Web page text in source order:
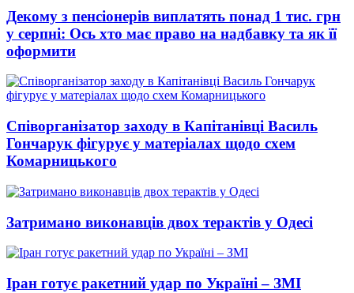
Декому з пенсіонерів виплатять понад 1 тис. грн
у серпні: Ось хто має право на надбавку та як її
оформити
Співорганізатор заходу в Капітанівці Василь
Гончарук фігурує у матеріалах щодо схем
Комарницького
Затримано виконавців двох терактів у Одесі
Іран готує ракетний удар по Україні – ЗМІ